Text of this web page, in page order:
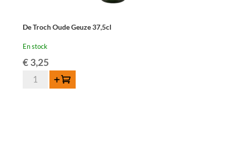
De Troch Oude Geuze 37,5cl
En stock
€3,25
quantité
Ajouter au panier